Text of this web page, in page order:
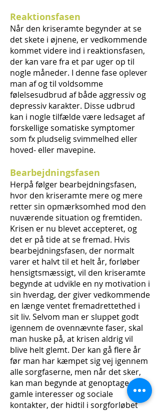
Reaktionsfasen
Når den kriseramte begynder at se
det skete i øjnene, er vedkommende
kommet videre ind i reaktionsfasen,
der kan vare fra et par uger op til
nogle måneder. I denne fase oplever
man af og til voldsomme
følelsesudbrud af både aggressiv og
depressiv karakter. Disse udbrud
kan i nogle tilfælde være ledsaget af
forskellige somatiske symptomer
som fx pludselig svimmelhed eller
hoved- eller mavepine.
Bearbejdningsfasen
Herpå følger bearbejdningsfasen,
hvor den kriseramte mere og mere
retter sin opmærksomhed mod den
nuværende situation og fremtiden.
Krisen er nu blevet accepteret, og
det er på tide at se fremad. Hvis
bearbejdningsfasen, der normalt
varer et halvt til et helt år, forløber
hensigtsmæssigt, vil den kriseramte
begynde at udvikle en ny motivation i
sin hverdag, der giver vedkommende
en længe ventet fremadrettethed i
sit liv. Selvom man er sluppet godt
igennem de ovennævnte faser, skal
man huske på, at krisen aldrig vil
blive helt glemt. Der kan gå flere år
før man har kæmpet sig vej igennem
alle sorgfaserne, men når det sker,
kan man begynde at genoptage
gamle interesser og sociale
kontakter, der hidtil i sorgforløbet